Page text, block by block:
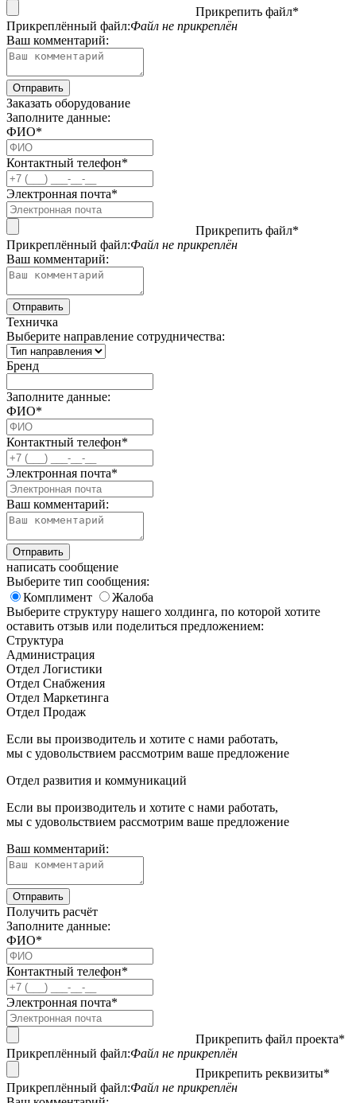
Прикрепить файл*
Прикреплённый файл:Файл не прикреплён
Ваш комментарий:
Заказать оборудование
Заполните данные:
ФИО*
Контактный телефон*
Электронная почта*
Прикрепить файл*
Прикреплённый файл:Файл не прикреплён
Ваш комментарий:
Техничка
Выберите направление сотрудничества:
Бренд
Заполните данные:
ФИО*
Контактный телефон*
Электронная почта*
Ваш комментарий:
написать сообщение
Выберите тип сообщения:
Комплимент
Жалоба
Выберите структуру нашего холдинга, по которой хотите
оставить отзыв или поделиться предложением:
Структура
Администрация
Отдел Логистики
Отдел Снабжения
Отдел Маркетинга
Отдел Продаж
Если вы производитель и хотите с нами работать,
мы с удовольствием рассмотрим ваше предложение
Отдел развития и коммуникаций
Если вы производитель и хотите с нами работать,
мы с удовольствием рассмотрим ваше предложение
Ваш комментарий:
Получить расчёт
Заполните данные:
ФИО*
Контактный телефон*
Электронная почта*
Прикрепить файл проекта*
Прикреплённый файл:Файл не прикреплён
Прикрепить реквизиты*
Прикреплённый файл:Файл не прикреплён